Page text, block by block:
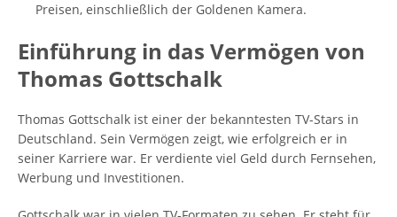
Preisen, einschließlich der Goldenen Kamera.
Einführung in das Vermögen von
Thomas Gottschalk
Thomas Gottschalk ist einer der bekanntesten TV-Stars in
Deutschland. Sein Vermögen zeigt, wie erfolgreich er in
seiner Karriere war. Er verdiente viel Geld durch Fernsehen,
Werbung und Investitionen.